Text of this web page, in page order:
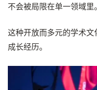
不会被局限在单一领域里
这种开放而多元的学术文
成长经历。